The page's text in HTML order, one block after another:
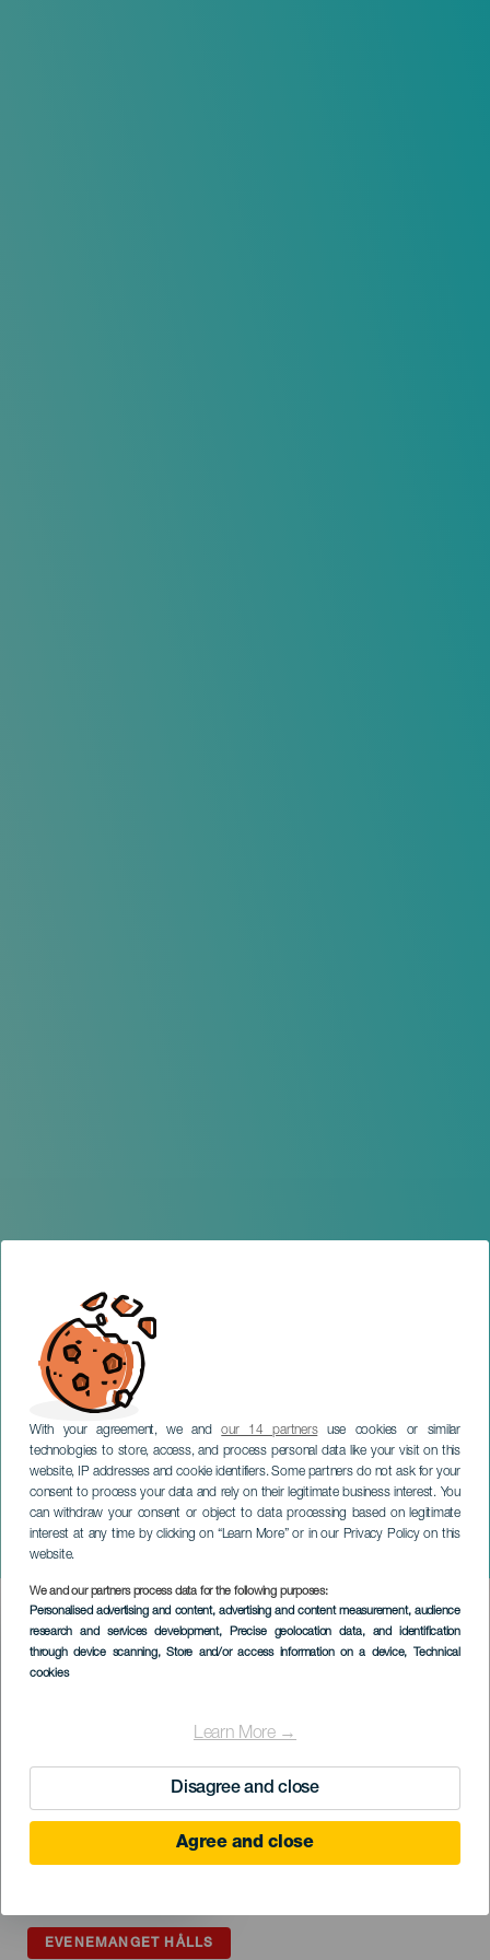
With your agreement, we andour 14 partnersuse cookies or similar
technologies to store, access, and process personal data like your visit on this
website, IP addresses and cookie identifiers. Some partners do not ask for your
consent to process your data and rely on their legitimate business interest. You
can withdraw your consent or object to data processing based on legitimate
interest at any time by clicking on “Learn More” or in our Privacy Policy on this
website.
We and our partners process data for the following purposes:
Personalised advertising and content, advertising and content measurement, audience
research and services development, Precise geolocation data, and identification
through device scanning, Store and/or access information on a device, Technical
cookies
Learn More →
Disagree and close
Agree and close
Fiesta de Los Olivos
TENERIFE
Imagen
Listado
EVENEMANGET HÅLLS